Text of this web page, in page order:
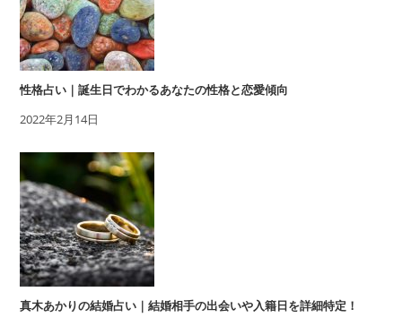
性格占い｜誕生日でわかるあなたの性格と恋愛傾向
2022年2月14日
真木あかりの結婚占い｜結婚相手の出会いや入籍日を詳細特定！